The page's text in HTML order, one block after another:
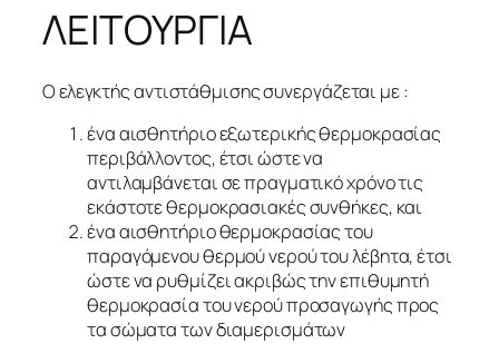
ΛΕΙΤΟΥΡΓΙΑ
Ο ελεγκτής αντιστάθμισης συνεργάζεται με :
ένα αισθητήριο εξωτερικής θερμοκρασίας
περιβάλλοντος, έτσι ώστε να
αντιλαμβάνεται σε πραγματικό χρόνο τις
εκάστοτε θερμοκρασιακές συνθήκες, και
ένα αισθητήριο θερμοκρασίας του
παραγόμενου θερμού νερού του λέβητα, έτσι
ώστε να ρυθμίζει ακριβώς την επιθυμητή
θερμοκρασία του νερού προσαγωγής προς
τα σώματα των διαμερισμάτων